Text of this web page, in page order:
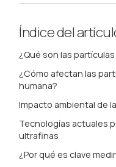
Índice del
¿Qué son las
¿Cómo afectan las
humana?
Impacto ambiental de
Tecnologías actuales
ultrafinas
¿Por qué es clave